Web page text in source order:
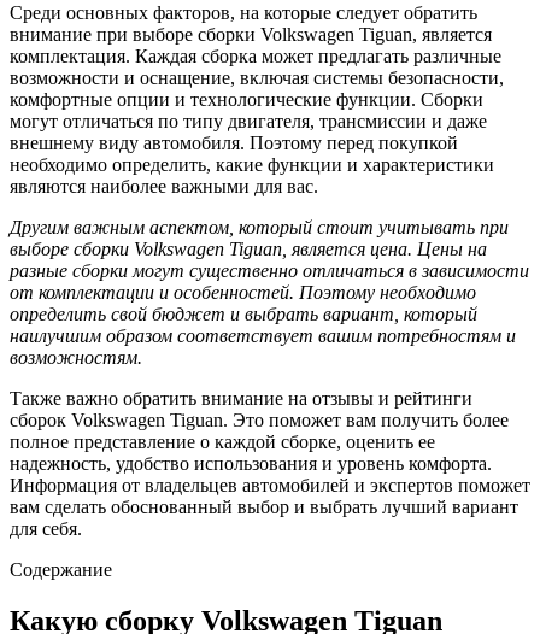
Среди основных факторов, на которые следует обратить
внимание при выборе сборки Volkswagen Tiguan, является
комплектация. Каждая сборка может предлагать различные
возможности и оснащение, включая системы безопасности,
комфортные опции и технологические функции. Сборки
могут отличаться по типу двигателя, трансмиссии и даже
внешнему виду автомобиля. Поэтому перед покупкой
необходимо определить, какие функции и характеристики
являются наиболее важными для вас.
Другим важным аспектом, который стоит учитывать при
выборе сборки Volkswagen Tiguan, является цена. Цены на
разные сборки могут существенно отличаться в зависимости
от комплектации и особенностей. Поэтому необходимо
определить свой бюджет и выбрать вариант, который
наилучшим образом соответствует вашим потребностям и
возможностям.
Также важно обратить внимание на отзывы и рейтинги
сборок Volkswagen Tiguan. Это поможет вам получить более
полное представление о каждой сборке, оценить ее
надежность, удобство использования и уровень комфорта.
Информация от владельцев автомобилей и экспертов поможет
вам сделать обоснованный выбор и выбрать лучший вариант
для себя.
Содержание
Какую сборку Volkswagen Tiguan